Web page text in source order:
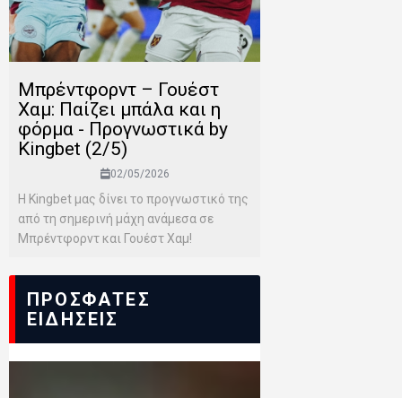
Μπρέντφορντ – Γουέστ
Χαμ: Παίζει μπάλα και η
φόρμα - Προγνωστικά by
Kingbet (2/5)
02/05/2026
Η Kingbet μας δίνει το προγνωστικό της
από τη σημερινή μάχη ανάμεσα σε
Μπρέντφορντ και Γουέστ Χαμ!
ΠΡΟΣΦΑΤΕΣ
ΕΙΔΗΣΕΙΣ